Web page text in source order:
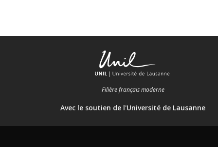
Filière français moderne
Avec le soutien de l'Université de Lausanne